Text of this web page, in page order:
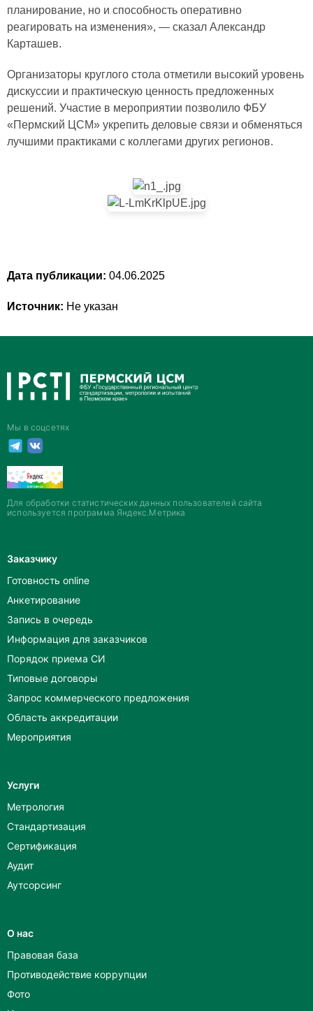
планирование, но и способность оперативно
реагировать на изменения», — сказал Александр
Карташев.
Организаторы круглого стола отметили высокий уровень
дискуссии и практическую ценность предложенных
решений. Участие в мероприятии позволило ФБУ
«Пермский ЦСМ» укрепить деловые связи и обменяться
лучшими практиками с коллегами других регионов.
Дата публикации: 04.06.2025
Источник: Не указан
Мы в соцсетях
Для обработки статистических данных пользователей сайта
используется программа Яндекс.Метрика
Заказчику
Готовность online
Анкетирование
Запись в очередь
Информация для заказчиков
Порядок приема СИ
Типовые договоры
Запрос коммерческого предложения
Область аккредитации
Мероприятия
Услуги
Метрология
Стандартизация
Сертификация
Аудит
Аутсорсинг
О нас
Правовая база
Противодействие коррупции
Фото